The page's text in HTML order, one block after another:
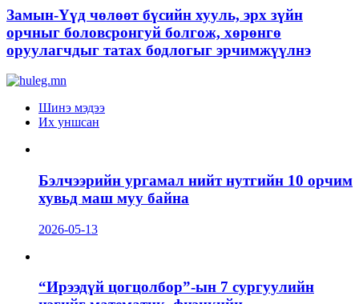
Замын-Үүд чөлөөт бүсийн хууль, эрх зүйн
орчныг боловсронгуй болгож, хөрөнгө
оруулагчдыг татах бодлогыг эрчимжүүлнэ
Шинэ мэдээ
Их уншсан
Бэлчээрийн ургамал нийт нутгийн 10 орчим
хувьд маш муу байна
2026-05-13
“Ирээдүй цогцолбор”-ын 7 сургуулийн